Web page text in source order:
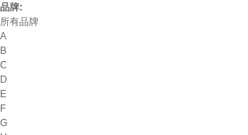
品牌:
所有品牌
A
B
C
D
E
F
G